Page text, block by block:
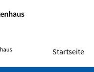
Startseite